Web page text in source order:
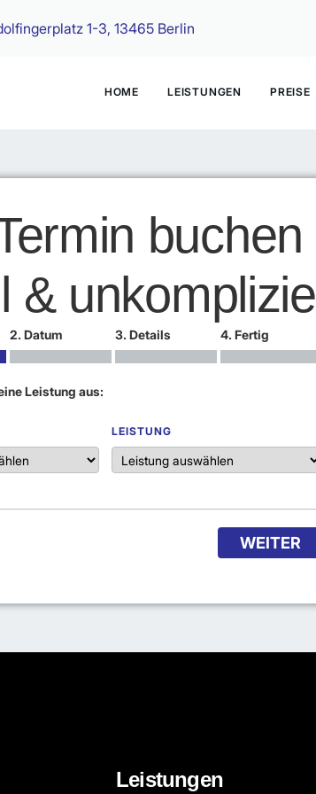
1-3, 13465 Berlin
HOME LEISTUNGEN PREISE
buchen
&
2. Datum 3. Details 4. Fertig
Leistung aus:
LEISTUNG
WEITER
Leistungen